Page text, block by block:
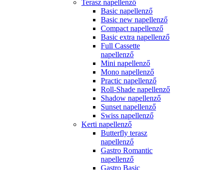
Terasz napellenző
Basic napellenző
Basic new napellenző
Compact napellenző
Basic extra napellenző
Full Cassette
napellenző
Mini napellenző
Mono napellenző
Practic napellenző
Roll-Shade napellenző
Shadow napellenző
Sunset napellenző
Swiss napellenző
Kerti napellenző
Butterfly terasz
napellenző
Gastro Romantic
napellenző
Gastro Basic